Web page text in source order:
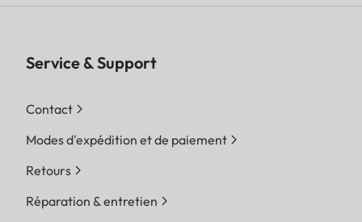
Service & Support
Contact
Modes d'expédition et de paiement
Retours
Réparation & entretien